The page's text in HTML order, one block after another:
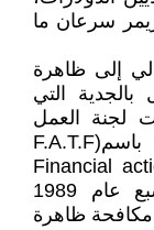
سرعان ما
إلى ظاهرة
بالجدية التي
لجنة العمل
المالي لغسيل الأموال والمعروفة باسم(F.A.T.F
(Financial
التي أنشأتها قمة الدول الصناعية السبع عام 1989
ضرورة مكافحة ظاهرة